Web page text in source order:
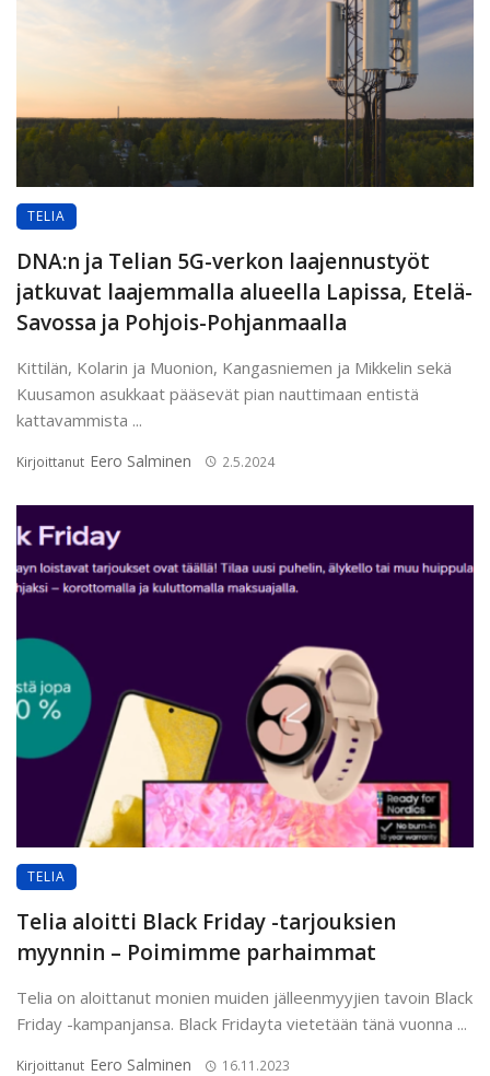
TELIA
DNA:n ja Telian 5G-verkon laajennustyöt
jatkuvat laajemmalla alueella Lapissa, Etelä-
Savossa ja Pohjois-Pohjanmaalla
Kittilän, Kolarin ja Muonion, Kangasniemen ja Mikkelin sekä
Kuusamon asukkaat pääsevät pian nauttimaan entistä
kattavammista ...
Kirjoittanut Eero Salminen 2.5.2024
TELIA
Telia aloitti Black Friday -tarjouksien
myynnin – Poimimme parhaimmat
Telia on aloittanut monien muiden jälleenmyyjien tavoin Black
Friday -kampanjansa. Black Fridayta vietetään tänä vuonna ...
Kirjoittanut Eero Salminen 16.11.2023